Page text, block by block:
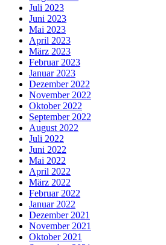
Juli 2023
Juni 2023
Mai 2023
April 2023
März 2023
Februar 2023
Januar 2023
Dezember 2022
November 2022
Oktober 2022
September 2022
August 2022
Juli 2022
Juni 2022
Mai 2022
April 2022
März 2022
Februar 2022
Januar 2022
Dezember 2021
November 2021
Oktober 2021